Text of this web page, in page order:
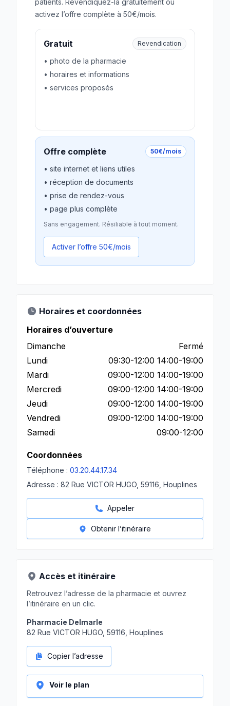
patients. Revendiquez-la gratuitement ou
activez l’offre complète à 50€/mois.
Gratuit Revendication
• photo de la pharmacie
• horaires et informations
• services proposés
Offre complète 50€/mois
• site internet et liens utiles
• réception de documents
• prise de rendez-vous
• page plus complète
Sans engagement. Résiliable à tout moment.
Activer l’offre 50€/mois
Horaires et coordonnées
Horaires d’ouverture
Dimanche
Fermé
Lundi
09:30-12:00 14:00-19:00
Mardi
09:00-12:00 14:00-19:00
Mercredi
09:00-12:00 14:00-19:00
Jeudi
09:00-12:00 14:00-19:00
Vendredi
09:00-12:00 14:00-19:00
Samedi
09:00-12:00
Coordonnées
Téléphone : 03.20.44.17.34
Adresse : 82 Rue VICTOR HUGO, 59116, Houplines
Appeler
Obtenir l’itinéraire
Accès et itinéraire
Retrouvez l’adresse de la pharmacie et ouvrez
l’itinéraire en un clic.
Pharmacie Delmarle
82 Rue VICTOR HUGO, 59116, Houplines
Copier l’adresse
Voir le plan